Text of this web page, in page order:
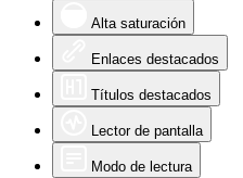
Alta saturación
Enlaces destacados
Títulos destacados
Lector de pantalla
Modo de lectura